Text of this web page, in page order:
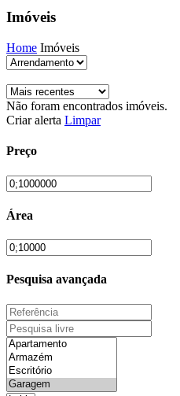
Imóveis
Home Imóveis
Não foram encontrados imóveis.
Criar alerta Limpar
Preço
Área
Pesquisa avançada